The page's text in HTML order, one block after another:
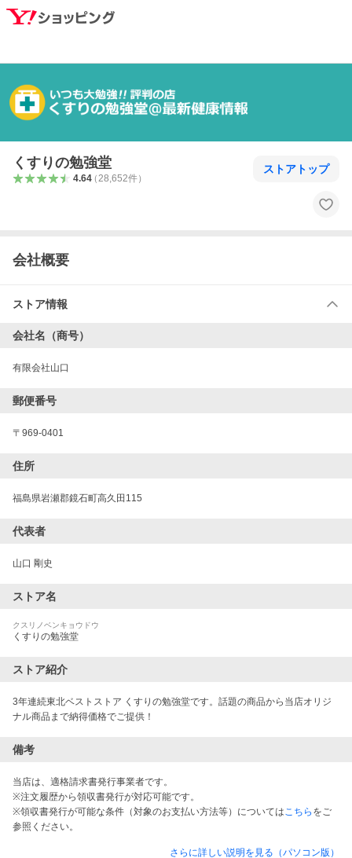
くすりの勉強堂
4.64（28,652件）
ストアトップ
会社概要
ストア情報
会社名（商号）
有限会社山口
郵便番号
〒 969-0401
住所
福島県岩瀬郡鏡石町高久田115
代表者
山口 剛史
ストア名
クスリノベンキョウドウ
くすりの勉強堂
ストア紹介
3年連続東北ベストストア くすりの勉強堂です。話題の商品から当店オリジ
ナル商品まで納得価格でご提供！
備考
当店は、適格請求書発行事業者です。
※注文履歴から領収書発行が対応可能です。
※領収書発行が可能な条件（対象のお支払い方法等）については こちら をご
参照ください。
さらに詳しい説明を見る（パソコン版）